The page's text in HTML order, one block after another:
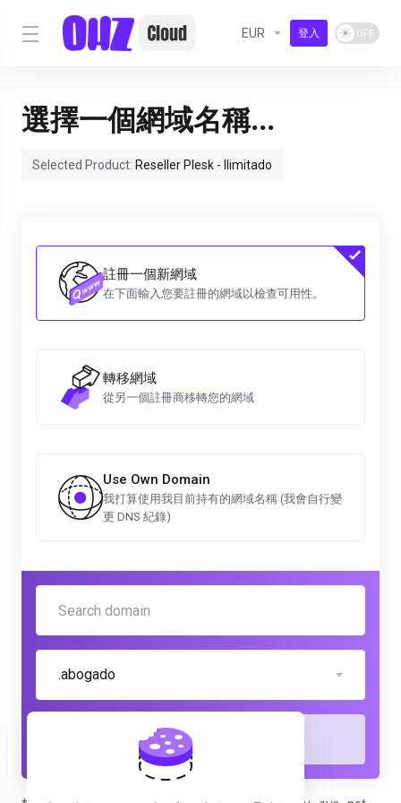
EUR 登入
選擇一個網域名稱...
Selected Product: Reseller Plesk - Ilimitado
註冊一個新網域
在下面輸入您要註冊的網域以檢查可用性。
轉移網域
從另一個註冊商移轉您的網域
Use Own Domain
我打算使用我目前持有的網域名稱 (我會自行變
更 DNS 紀錄)
.abogado
檢查